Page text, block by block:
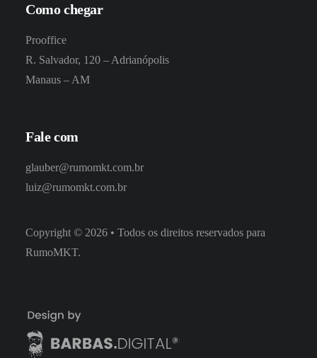
Como chegar
Prooffice
R. Salvador, 120 – Adrianópolis
Manaus – AM
Fale com
glauber@rumomkt.com.br
luiz@rumomkt.com.br
Copyright © 2026 • Todos os direitos reservados para
RumoMKT.